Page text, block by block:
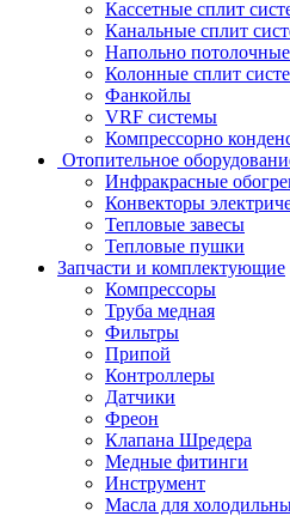
Кассетные сплит
Канальные сплит
Напольно
Колонные сплит
Фанкойлы
VRF системы
Компрессорно
Отопительное
Инфракрасные
Конвекторы
Тепловые завесы
Тепловые пушки
Запчасти и комплектующие
Компрессоры
Труба медная
Фильтры
Припой
Контроллеры
Датчики
Фреон
Клапана Шредера
Медные фитинги
Инструмент
Масла для